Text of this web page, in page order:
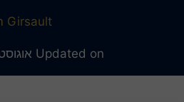
Girsault
Updated on אוגוסט 1, 2026